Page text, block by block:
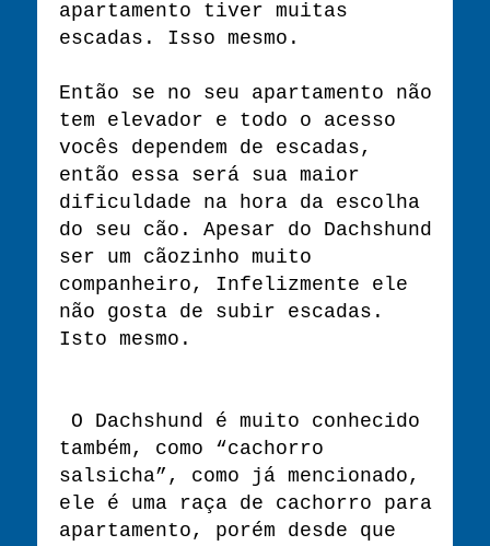
apartamento tiver muitas
escadas. Isso mesmo.
Então se no seu apartamento não
tem elevador e todo o acesso
vocês dependem de escadas,
então essa será sua maior
dificuldade na hora da escolha
do seu cão. Apesar do Dachshund
ser um cãozinho muito
companheiro, Infelizmente ele
não gosta de subir escadas.
Isto mesmo.
O Dachshund é muito conhecido
também, como “cachorro
salsicha”, como já mencionado,
ele é uma raça de cachorro para
apartamento, porém desde que